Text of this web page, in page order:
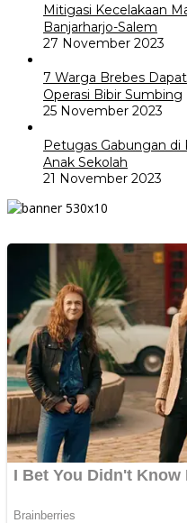
Mitigasi Kecelakaan
Banjarharjo-Salem
27 November 2023
7 Warga Brebes
Operasi Bibir Sumbing
25 November 2023
Petugas Gabungan di
Anak Sekolah
21 November 2023